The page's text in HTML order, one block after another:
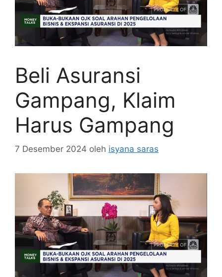
Beli Asuransi
Gampang, Klaim
Harus Gampang
7 Desember 2024 oleh isyana saras